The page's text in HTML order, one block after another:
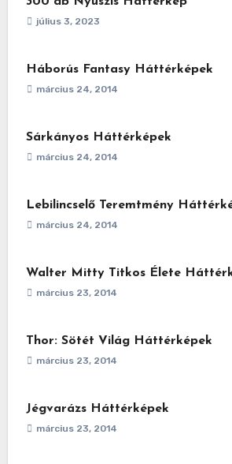
július 3, 2023
Háborús Fantasy Háttérképek
március 24, 2014
Sárkányos Háttérképek
március 24, 2014
Lebilincselő Teremtmény
március 24, 2014
Walter Mitty Titkos Élete
március 23, 2014
Thor: Sötét Világ Háttérképek
március 23, 2014
Jégvarázs Háttérképek
március 23, 2014